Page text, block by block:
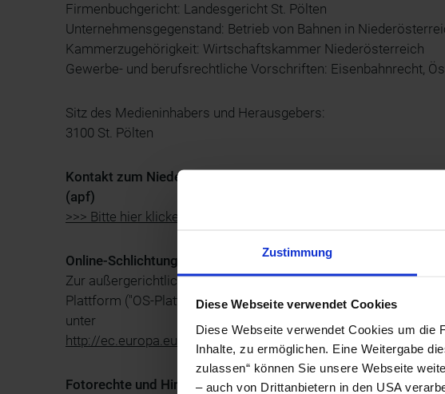
Zustimmung
Diese Webseite verwendet Cookies
Diese Webseite verwendet Cookies um die
Inhalte, zu ermöglichen. Eine Weitergabe
zulassen“ können Sie unsere Webseite
– auch von Drittanbietern in den USA
Firmenbuchgericht: Landesgericht St. Pölten
Unternehmensgegenstand: Betrieb von Bahnen in
Kammerzugehörigkeit: Wirtschaftskammer Niederösterreich
Gewerbe- und berufsrechtliche Vorschriften: Eisenbahnrecht,
Sitz des Medieninhabers und Herausgebers:
3100 St. Pölten
Kontakt zum Niederösterreich Bahnen Infocenter und zur
(apf)
>>> Bitte hier klicken <<<
Online-Schlichtungsplattform
Zur außergerichtlichen Beilegung von verbraucherrechtlichen
Plattform ("OS-Plattform") eingerichtet, an die Sie sich bei
unter
http://ec.europa.eu/odr/
Fotorechte und Hinweis zu externen Links